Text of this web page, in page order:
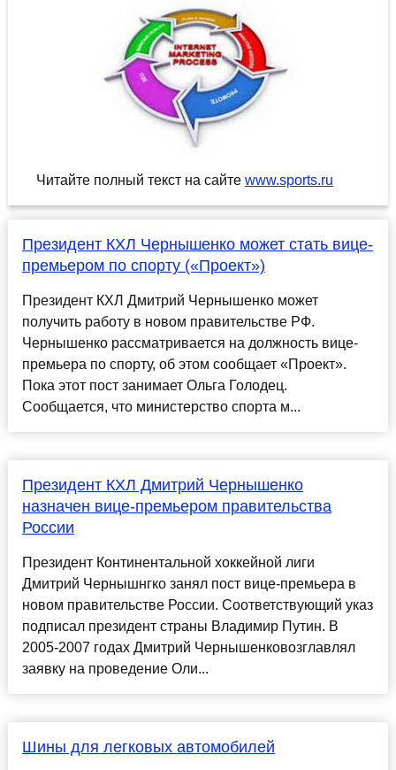
Читайте полный текст на сайте www.sports.ru
Президент КХЛ Чернышенко может стать вице-
премьером по спорту («Проект»)
Президент КХЛ Дмитрий Чернышенко может
получить работу в новом правительстве РФ.
Чернышенко рассматривается на должность вице-
премьера по спорту, об этом сообщает «Проект».
Пока этот пост занимает Ольга Голодец.
Сообщается, что министерство спорта м...
Президент КХЛ Дмитрий Чернышенко
назначен вице-премьером правительства
России
Президент Континентальной хоккейной лиги
Дмитрий Чернышнгко занял пост вице-премьера в
новом правительстве России. Соответствующий указ
подписал президент страны Владимир Путин. В
2005-2007 годах Дмитрий Чернышенковозглавлял
заявку на проведение Оли...
Шины для легковых автомобилей